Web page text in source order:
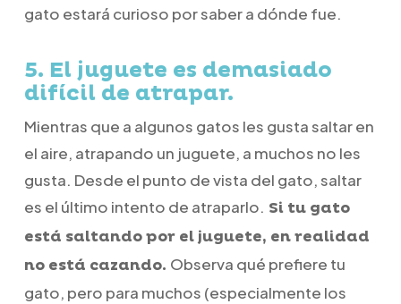
gato estará curioso por saber a dónde fue.
5. El juguete es demasiado
difícil de atrapar.
Mientras que a algunos gatos les gusta saltar en
el aire, atrapando un juguete, a muchos no les
gusta. Desde el punto de vista del gato, saltar
es el último intento de atraparlo. Si tu gato
está saltando por el juguete, en realidad
no está cazando. Observa qué prefiere tu
gato, pero para muchos (especialmente los